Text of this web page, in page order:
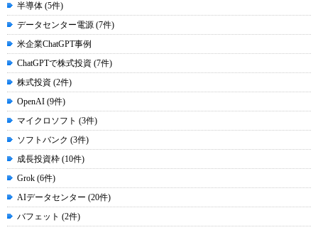
半導体 (5件)
データセンター電源 (7件)
米企業ChatGPT事例
ChatGPTで株式投資 (7件)
株式投資 (2件)
OpenAI (9件)
マイクロソフト (3件)
ソフトバンク (3件)
成長投資枠 (10件)
Grok (6件)
AIデータセンター (20件)
バフェット (2件)